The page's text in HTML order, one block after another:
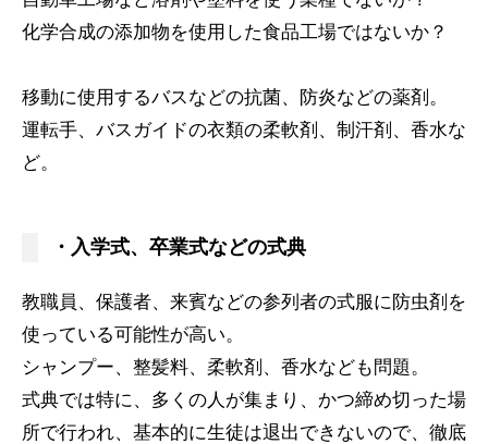
化学合成の添加物を使用した食品工場ではないか？
移動に使用するバスなどの抗菌、防炎などの薬剤。
運転手、バスガイドの衣類の柔軟剤、制汗剤、香水な
ど。
・入学式、卒業式などの式典
教職員、保護者、来賓などの参列者の式服に防虫剤を
使っている可能性が高い。
シャンプー、整髪料、柔軟剤、香水なども問題。
式典では特に、多くの人が集まり、かつ締め切った場
所で行われ、基本的に生徒は退出できないので、徹底